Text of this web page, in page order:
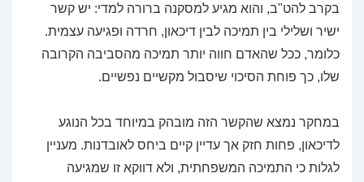
בקרב להט"ב, והוא מגיע למסקנה ברורה למדי: יש קשר
ישיר ושלילי בין תמיכה לבין דיכאון, חרדה ופגיעה עצמית.
כלומר, ככל שהאדם חווה יותר תמיכה מהסביבה הקרובה
שלו, כך פוחת הסיכוי שיסבול מקשיים נפשיים.
במחקר נמצא שהקשר הזה מובהק במיוחד בכל הנוגע
לדיכאון, פחות חזק אך עדיין קיים ביחס לאובדנות. מעניין
לגלות כי התמיכה המשפחתית, ולא דווקא זו שמגיעה